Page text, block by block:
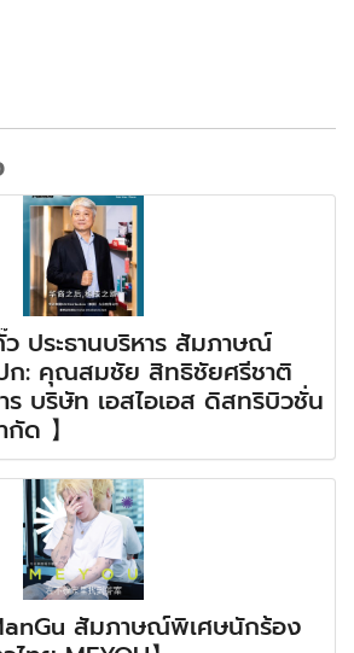
ประธานบริหาร สัมภาษณ์
ก: คุณสมชัย สิทธิชัยศรีชาติ
ร บริษัท เอสไอเอส ดิสทริบิวชั่น
ด 】
สัมภาษณ์พิเศษนักร้อง